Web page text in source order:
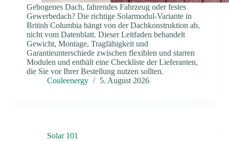
Gebogenes Dach, fahrendes Fahrzeug oder festes
Gewerbedach? Die richtige Solarmodul-Variante in
British Columbia hängt von der Dachkonstruktion ab,
nicht vom Datenblatt. Dieser Leitfaden behandelt
Gewicht, Montage, Tragfähigkeit und
Garantieunterschiede zwischen flexiblen und starren
Modulen und enthält eine Checkliste der Lieferanten,
die Sie vor Ihrer Bestellung nutzen sollten.
Couleenergy
5. August 2026
Solar 101